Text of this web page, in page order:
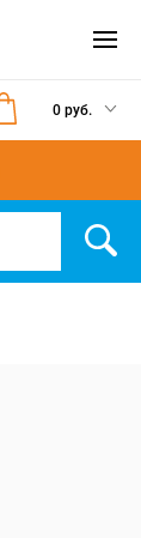
0 руб.